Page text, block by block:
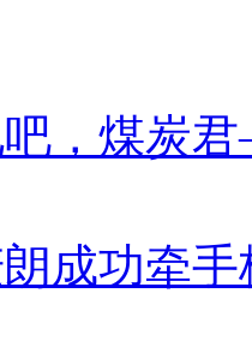
，煤炭
成功牵